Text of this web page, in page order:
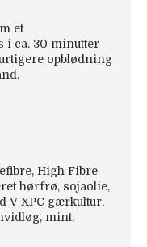
et
i ca. 30 minutter
opblødning
High Fibre
hørfrø, sojaolie,
V XPC gærkultur,
mint,